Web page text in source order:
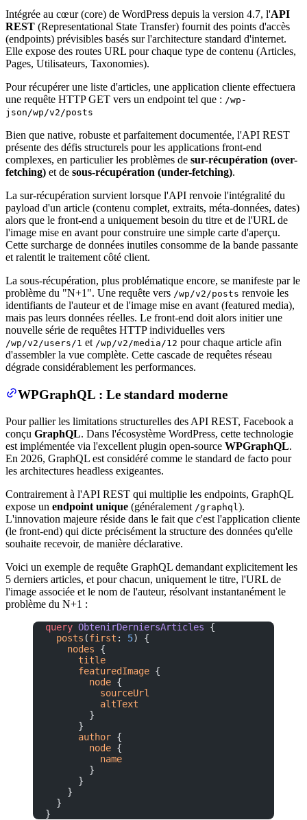
Intégrée au cœur (core) de WordPress depuis la version 4.7, l'API
REST (Representational State Transfer) fournit des points d'accès
(endpoints) prévisibles basés sur l'architecture standard d'internet.
Elle expose des routes URL pour chaque type de contenu (Articles,
Pages, Utilisateurs, Taxonomies).
Pour récupérer une liste d'articles, une application cliente effectuera
une requête HTTP GET vers un endpoint tel que : /wp-
json/wp/v2/posts
Bien que native, robuste et parfaitement documentée, l'API REST
présente des défis structurels pour les applications front-end
complexes, en particulier les problèmes de sur-récupération (over-
fetching) et de sous-récupération (under-fetching).
La sur-récupération survient lorsque l'API renvoie l'intégralité du
payload d'un article (contenu complet, extraits, méta-données, dates)
alors que le front-end a uniquement besoin du titre et de l'URL de
l'image mise en avant pour construire une simple carte d'aperçu.
Cette surcharge de données inutiles consomme de la bande passante
et ralentit le traitement côté client.
La sous-récupération, plus problématique encore, se manifeste par le
problème du "N+1". Une requête vers /wp/v2/posts renvoie les
identifiants de l'auteur et de l'image mise en avant (featured media),
mais pas leurs données réelles. Le front-end doit alors initier une
nouvelle série de requêtes HTTP individuelles vers
/wp/v2/users/1 et /wp/v2/media/12 pour chaque article afin
d'assembler la vue complète. Cette cascade de requêtes réseau
dégrade considérablement les performances.
WPGraphQL : Le standard moderne
Pour pallier les limitations structurelles des API REST, Facebook a
conçu GraphQL. Dans l'écosystème WordPress, cette technologie
est implémentée via l'excellent plugin open-source WPGraphQL.
En 2026, GraphQL est considéré comme le standard de facto pour
les architectures headless exigeantes.
Contrairement à l'API REST qui multiplie les endpoints, GraphQL
expose un endpoint unique (généralement /graphql ).
L'innovation majeure réside dans le fait que c'est l'application cliente
(le front-end) qui dicte précisément la structure des données qu'elle
souhaite recevoir, de manière déclarative.
Voici un exemple de requête GraphQL demandant explicitement les
5 derniers articles, et pour chacun, uniquement le titre, l'URL de
l'image associée et le nom de l'auteur, résolvant instantanément le
problème du N+1 :
query ObtenirDerniersArticles {
  posts
(first : 5) {
    nodes
{
      title
      featuredImage
{
        node
{
          sourceUrl
          altText
        }
      }
      author
{
        node
{
          name
        }
      }
    }
  }
}